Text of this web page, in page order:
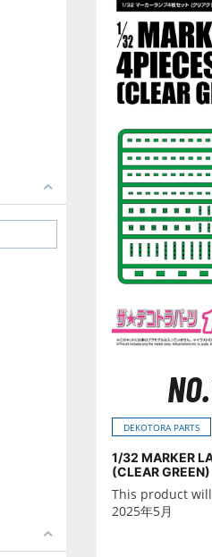
DEKOTORA PARTS
1/32 MARKER
(CLEAR GREEN)
This product
2025年5月